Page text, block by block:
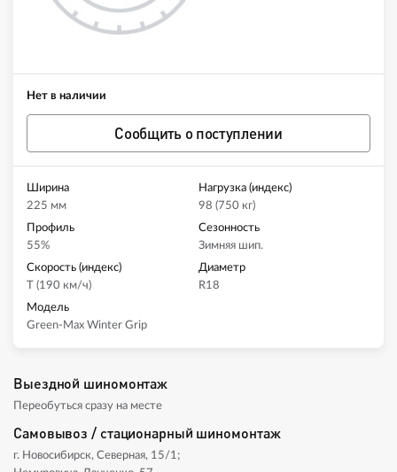
Нет в наличии
Сообщить о поступлении
Ширина
225 мм
Нагрузка (индекс)
98 (750 кг)
Профиль
55%
Сезонность
Зимняя шип.
Скорость (индекс)
T (190 км/ч)
Диаметр
R18
Модель
Green-Max Winter Grip
Выездной шиномонтаж
Переобуться сразу на месте
Самовывоз / стационарный шиномонтаж
г. Новосибирск, Северная, 15/1;